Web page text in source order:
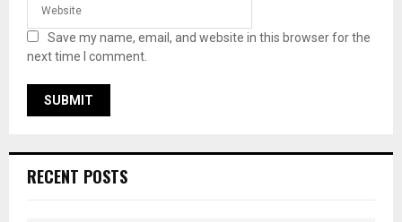
Save my name, email, and website in this browser for the
next time I comment.
RECENT POSTS